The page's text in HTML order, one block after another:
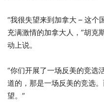
“我很失望来到加拿大 – 这个
充满激情的加拿大人，”胡克
动上说。
“你们开展了一场反美的竞选
道的，那是一场反美的竞选
望。”